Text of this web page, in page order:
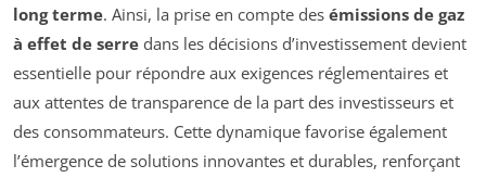
long terme. Ainsi, la prise en compte des émissions de gaz
à effet de serre dans les décisions d’investissement devient
essentielle pour répondre aux exigences réglementaires et
aux attentes de transparence de la part des investisseurs et
des consommateurs. Cette dynamique favorise également
l’émergence de solutions innovantes et durables, renforçant